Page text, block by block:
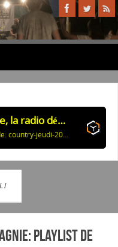
Equinoxe, la radio découverte
Country Side: country-jeudi-20260806 59405
Playlist de